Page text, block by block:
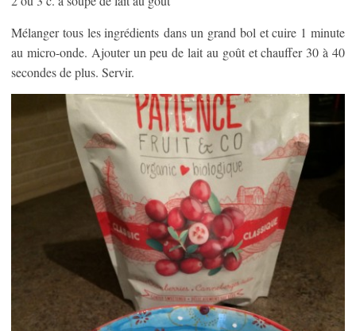
Mélanger tous les ingrédients dans un grand bol et cuire 1 minute
au micro-onde. Ajouter un peu de lait au goût et chauffer 30 à 40
secondes de plus. Servir.